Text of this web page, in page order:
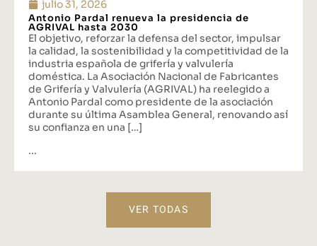
julio 31, 2026
Antonio Pardal renueva la presidencia de
AGRIVAL hasta 2030
El objetivo, reforzar la defensa del sector, impulsar
la calidad, la sostenibilidad y la competitividad de la
industria española de grifería y valvulería
doméstica. La Asociación Nacional de Fabricantes
de Grifería y Valvulería (AGRIVAL) ha reelegido a
Antonio Pardal como presidente de la asociación
durante su última Asamblea General, renovando así
su confianza en una […]
...
VER TODAS